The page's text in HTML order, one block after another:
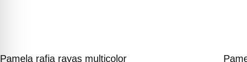
Pamela rafia rayas multicolor